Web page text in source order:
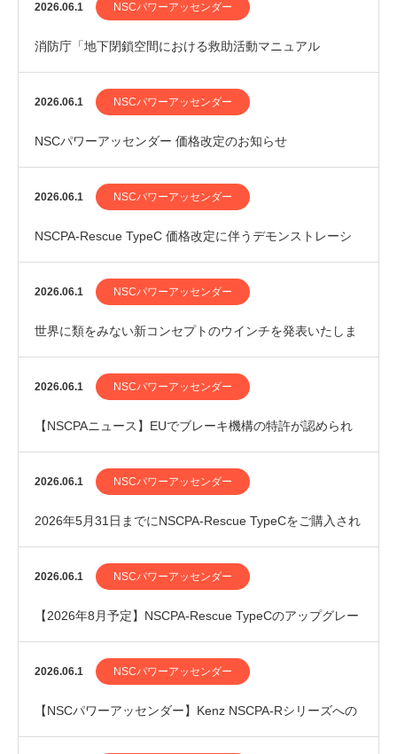
2026.06.1 NSCパワーアッセンダー
消防庁「地下閉鎖空間における救助活動マニュアル
（案）」にNSCPA-Rescue TypeCが掲載さ…
2026.06.1 NSCパワーアッセンダー
NSCパワーアッセンダー 価格改定のお知らせ
2026.06.1 NSCパワーアッセンダー
NSCPA-Rescue TypeC 価格改定に伴うデモンストレーシ
ョン有料化のご案内
2026.06.1 NSCパワーアッセンダー
世界に類をみない新コンセプトのウインチを発表いたしま
した
2026.06.1 NSCパワーアッセンダー
【NSCPAニュース】EUでブレーキ機構の特許が認められ
ました
2026.06.1 NSCパワーアッセンダー
2026年5月31日までにNSCPA-Rescue TypeCをご購入され
たお客様へ
2026.06.1 NSCパワーアッセンダー
【2026年8月予定】NSCPA-Rescue TypeCのアップグレー
ドを行います
2026.06.1 NSCパワーアッセンダー
【NSCパワーアッセンダー】Kenz NSCPA-Rシリーズへの